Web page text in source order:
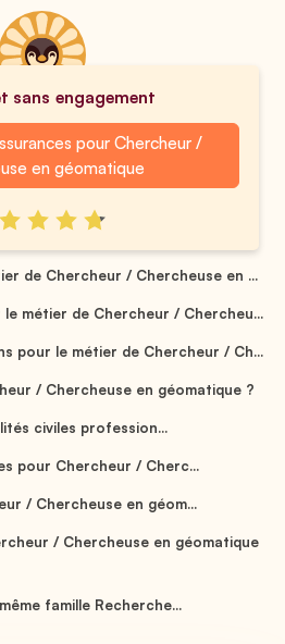
sans engagement
pour Chercheur /
en géomatique
de Chercheur / Chercheuse en ...
métier de Chercheur / Chercheu...
pour le métier de Chercheur / Ch...
/ Chercheuse en géomatique ?
civiles profession...
pour Chercheur / Cherc...
/ Chercheuse en géom...
/ Chercheuse en géomatique
famille Recherche...